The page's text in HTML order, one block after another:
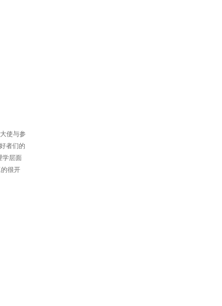
使与参
者们的
学层面
很开